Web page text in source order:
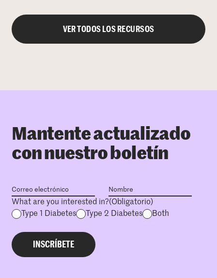
VER TODOS LOS RECURSOS
Mantente actualizado
con nuestro boletín
What are you interested in?(Obligatorio)
Type 1 Diabetes
Type 2 Diabetes Both